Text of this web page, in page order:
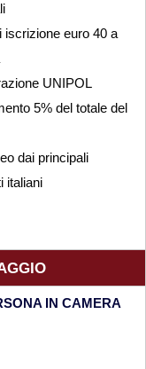
iscrizione euro 40 a
UNIPOL
5% del totale del
dai principali
italiani
IN CAMERA